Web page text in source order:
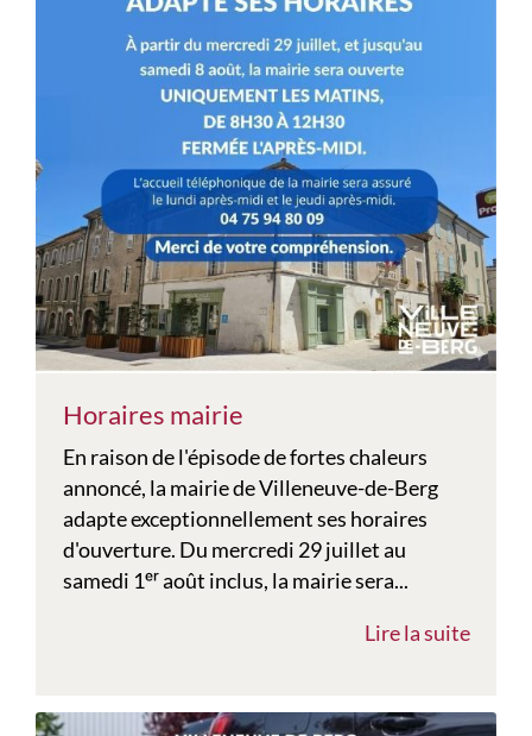
Horaires mairie
En raison de l'épisode de fortes chaleurs
annoncé, la mairie de Villeneuve-de-Berg
adapte exceptionnellement ses horaires
d'ouverture. Du mercredi 29 juillet au
samedi 1ᵉʳ août inclus, la mairie sera...
Lire la suite